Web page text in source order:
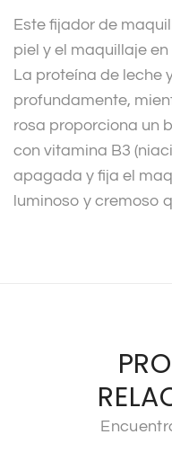
Este fijador de
piel y el maquillaje
La proteína de leche
profundamente,
rosa proporciona un
con vitamina B3
apagada y fija el
luminoso y cremoso